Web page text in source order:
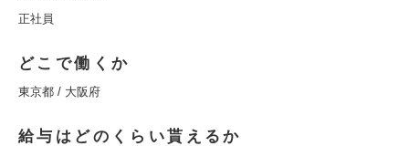
正社員
どこで働くか
東京都 / 大阪府
給与はどのくらい貰えるか